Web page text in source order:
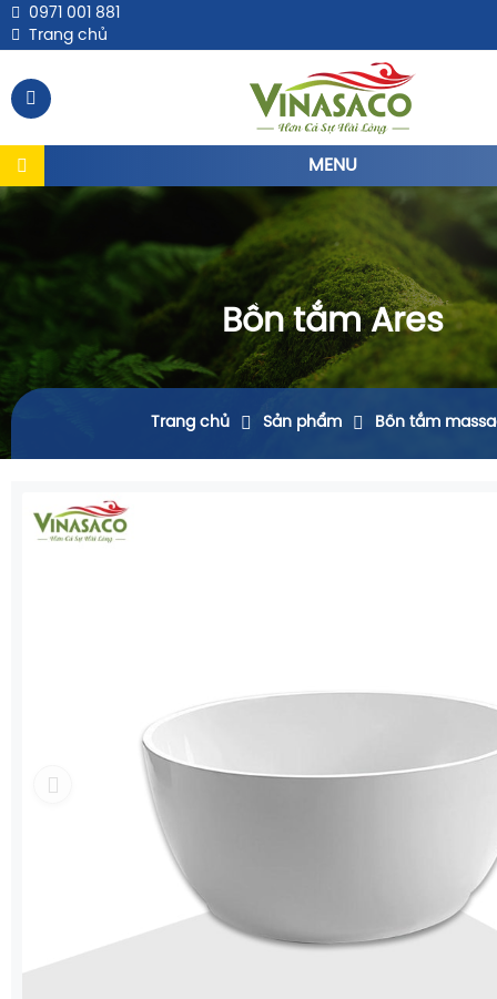
0971 001 881
Trang chủ
MENU
Bồn tắm Ares
Trang chủ Sản phẩm Bồn tắm